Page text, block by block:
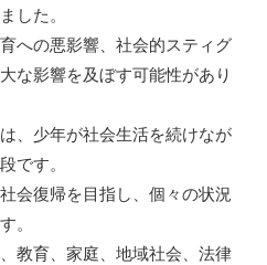
した。
への悪影響、社会的スティグ
な影響を及ぼす可能性があり
、少年が社会生活を続けなが
です。
会復帰を目指し、個々の状況
。
教育、家庭、地域社会、法律